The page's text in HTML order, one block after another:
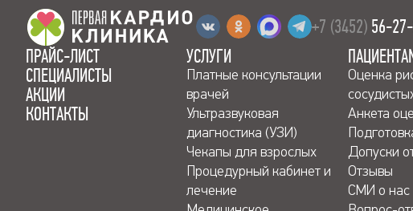
+7 (3452) 56-
ПРАЙС-ЛИСТ
СПЕЦИАЛИСТЫ
АКЦИИ
КОНТАКТЫ
УСЛУГИ
Платные консультации
врачей
Ультразвуковая
диагностика (УЗИ)
Чекапы для взрослых
Процедурный кабинет и
лечение
Оценка
Анкета
Допуски
Отзывы
СМИ о нас